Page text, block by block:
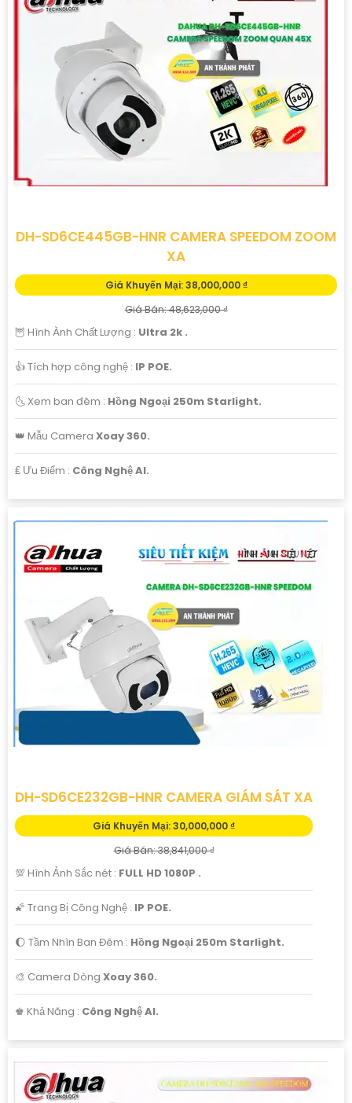
DH-SD6CE445GB-HNR CAMERA SPEEDOM ZOOM
XA
Giá Khuyến Mại: 38,000,000 ₫
Giá Bán: 48,623,000 ₫
🦉 Hình Ành Chất Lượng : Ultra 2k .
👍 Tích hợp công nghệ : IP POE.
🌜 Xem ban đêm : Hồng Ngoại 250m Starlight.
👑 Mẫu Camera Xoay 360.
️₤ Ưu Điểm : Công Nghệ AI.
DH-SD6CE232GB-HNR CAMERA GIÁM SÁT XA
Giá Khuyến Mại: 30,000,000 ₫
Giá Bán: 38,841,000 ₫
💯 Hình Ảnh Sắc nét : FULL HD 1080P .
🌠 Trang Bị Công Nghệ : IP POE.
🌔 Tầm Nhìn Ban Đêm : Hồng Ngoại 250m Starlight.
🎨 Camera Dòng Xoay 360.
️♚ Khả Năng : Công Nghệ AI.